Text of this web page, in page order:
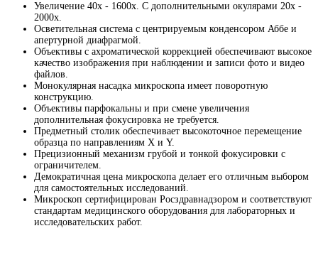
Увеличение 40х - 1600х. С дополнительными окулярами 20х -
2000х.
Осветительная система с центрируемым конденсором Аббе и
апертурной диафрагмой.
Объективы с ахроматической коррекцией обеспечивают высокое
качество изображения при наблюдении и записи фото и видео
файлов.
Монокулярная насадка микроскопа имеет поворотную
конструкцию.
Объективы парфокальны и при смене увеличения
дополнительная фокусировка не требуется.
Предметный столик обеспечивает высокоточное перемещение
образца по направлениям X и Y.
Прецизионный механизм грубой и тонкой фокусировки с
ограничителем.
Демократичная цена микроскопа делает его отличным выбором
для самостоятельных исследований.
Микроскоп сертифицирован Росздравнадзором и соответствуют
стандартам медицинского оборудования для лабораторных и
исследовательских работ.